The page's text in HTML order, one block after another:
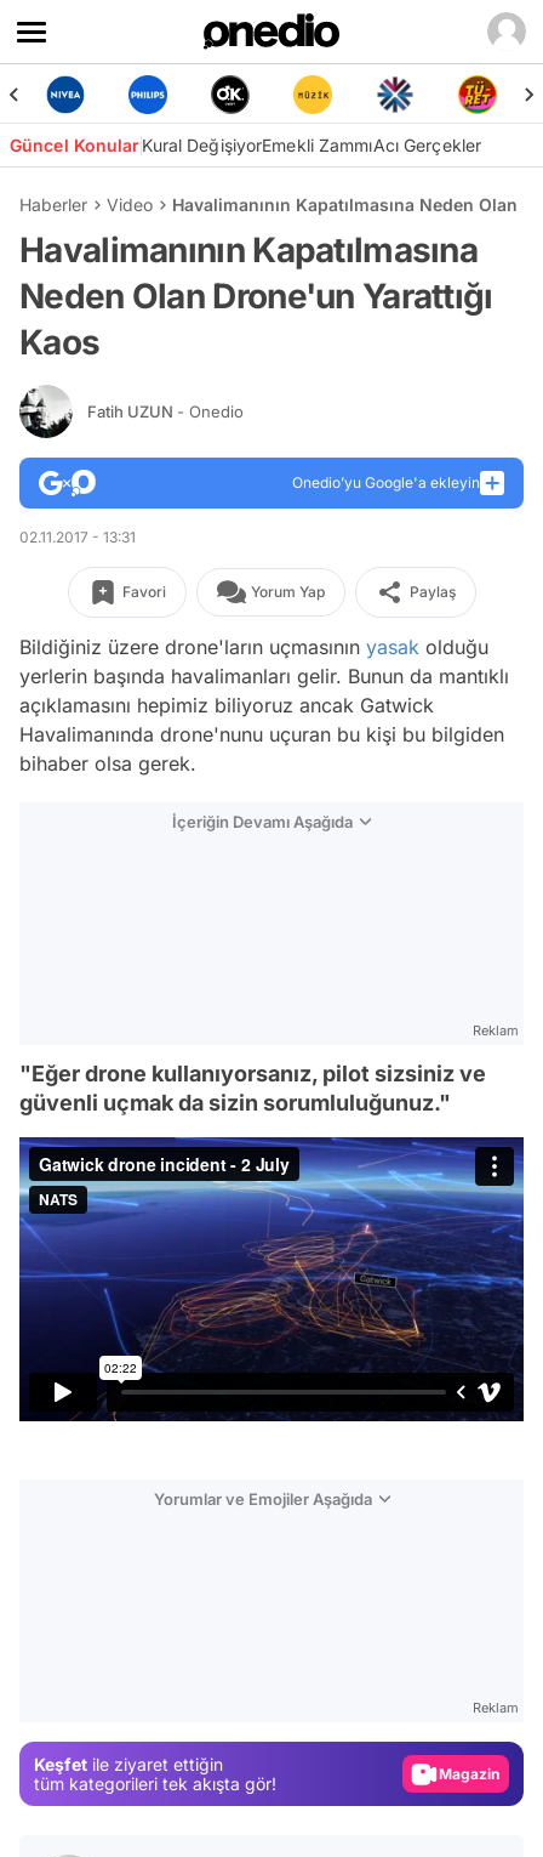
Güncel KonularKural DeğişiyorEmekli ZammıAcı Gerçekler
Haberler Video Havalimanının Kapatılmasına Neden Olan
Havalimanının Kapatılmasına
Neden Olan Drone'un Yarattığı
Kaos
Fatih UZUN - Onedio
Onedio’yu Google'a ekleyin
02.11.2017 - 13:31
Favori Yorum Yap Paylaş
Bildiğiniz üzere drone'ların uçmasının yasak olduğu
yerlerin başında havalimanları gelir. Bunun da mantıklı
açıklamasını hepimiz biliyoruz ancak Gatwick
Havalimanında drone'nunu uçuran bu kişi bu bilgiden
bihaber olsa gerek.
İçeriğin Devamı Aşağıda
Reklam
"Eğer drone kullanıyorsanız, pilot sizsiniz ve
güvenli uçmak da sizin sorumluluğunuz."
Yorumlar ve Emojiler Aşağıda
Reklam
Keşfet ile ziyaret ettiğin
tüm kategorileri tek akışta gör!
Magazin